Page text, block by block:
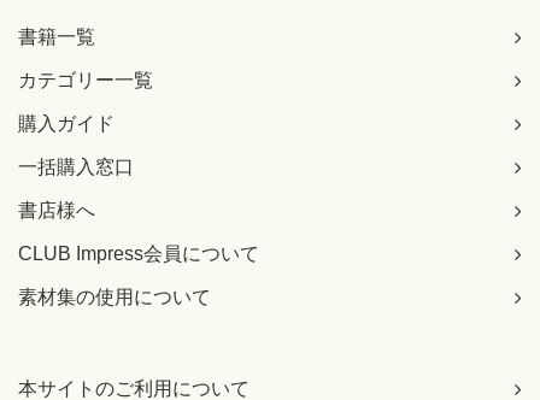
書籍一覧
カテゴリー一覧
購入ガイド
一括購入窓口
書店様へ
CLUB Impress会員について
素材集の使用について
本サイトのご利用について